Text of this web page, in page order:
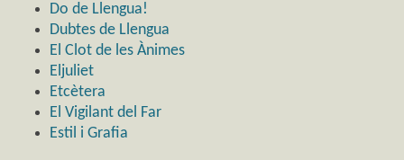
Do de Llengua!
Dubtes de Llengua
El Clot de les Ànimes
Eljuliet
Etcètera
El Vigilant del Far
Estil i Grafia